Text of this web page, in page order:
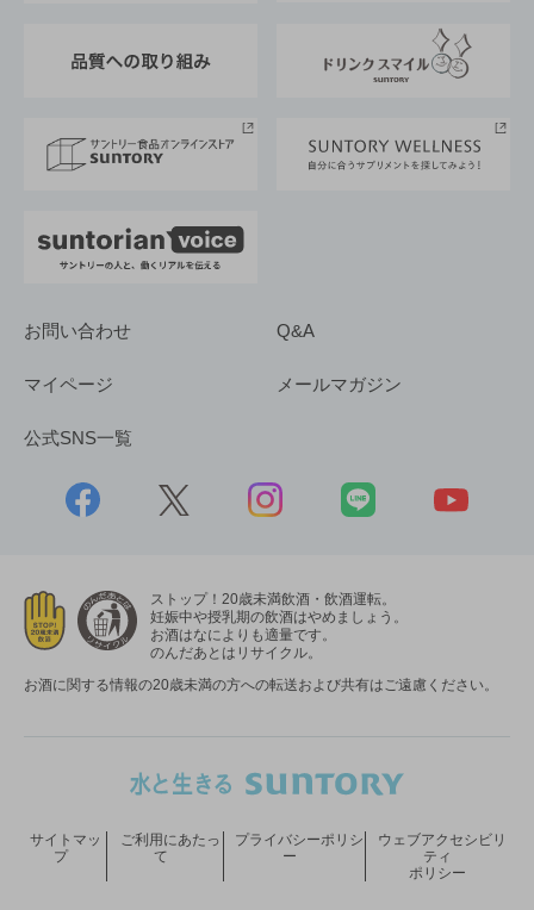
採用情報
お問い合わせ Q&A
マイページ メールマガジン
公式SNS一覧
ストップ！20歳未満飲酒・飲酒運転。
妊娠中や授乳期の飲酒はやめましょう。
お酒はなによりも適量です。
のんだあとはリサイクル。
お酒に関する情報の20歳未満の方への転送および共有はご遠慮ください。
サイトマッ
プ
ご利用にあたっ
て
プライバシーポリシ
ー
ウェブアクセシビリ
ティ
ポリシー